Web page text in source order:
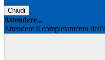
Chiudi
Attendere...
Attendere il completamento